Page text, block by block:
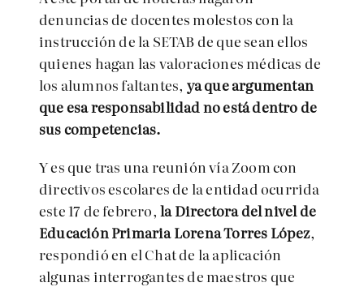
denuncias de docentes molestos con la
instrucción de la SETAB de que sean ellos
quienes hagan las valoraciones médicas de
los alumnos faltantes, ya que argumentan
que esa responsabilidad no está dentro de
sus competencias.
Y es que tras una reunión vía Zoom con
directivos escolares de la entidad ocurrida
este 17 de febrero, la Directora del nivel de
Educación Primaria Lorena Torres López,
respondió en el Chat de la aplicación
algunas interrogantes de maestros que